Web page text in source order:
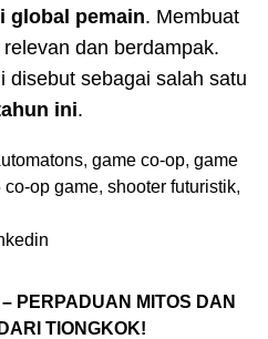
global pemain. Membuat
dan berdampak.
disebut sebagai salah satu
ini.
, game co-op, game
co-op game, shooter futuristik,
PERPADUAN MITOS DAN
TIONGKOK!